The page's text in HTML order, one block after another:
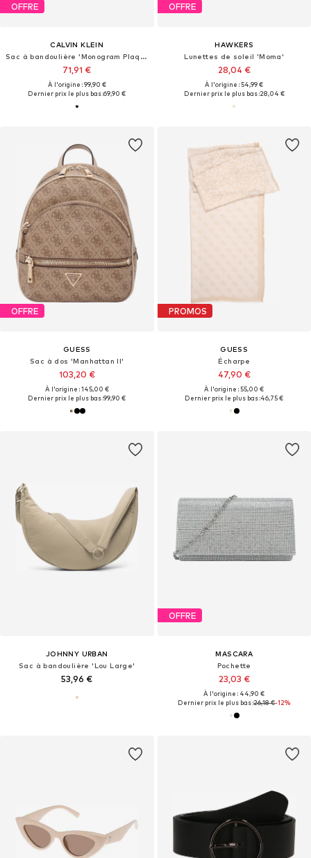
OFFRE
CALVIN KLEIN
Sac à bandoulière 'Monogram Plaque Flap Camera'
71,91 €
À l'origine : 99,90 €
Dernier prix le plus bas :69,90 €
OFFRE
HAWKERS
Lunettes de soleil 'Moma'
28,04 €
À l'origine : 54,99 €
Dernier prix le plus bas :28,04 €
OFFRE
GUESS
Sac à dos 'Manhattan II'
103,20 €
À l'origine : 145,00 €
Dernier prix le plus bas :99,90 €
PROMOS
GUESS
Écharpe
47,90 €
À l'origine : 55,00 €
Dernier prix le plus bas :46,75 €
JOHNNY URBAN
Sac à bandoulière 'Lou Large'
53,96 €
OFFRE
MASCARA
Pochette
23,03 €
À l'origine : 44,90 €
Dernier prix le plus bas :26,18 €-12%